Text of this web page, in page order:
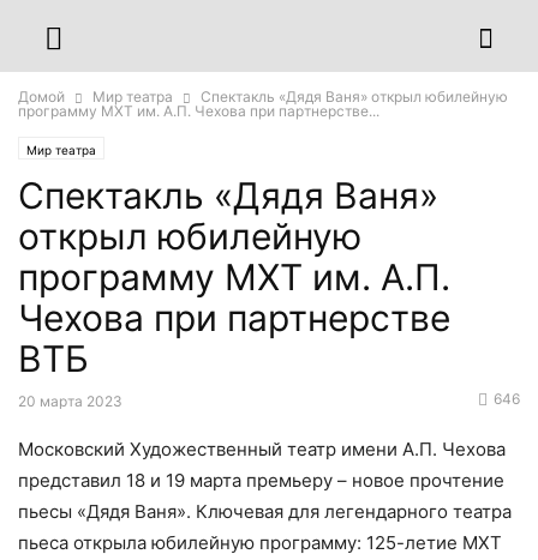
Домой Мир театра
Спектакль «Дядя Ваня» открыл юбилейную
программу МХТ им. А.П. Чехова при партнерстве...
Мир театра
Спектакль «Дядя Ваня»
открыл юбилейную
программу МХТ им. А.П.
Чехова при партнерстве
ВТБ
20 марта 2023 646
Московский Художественный театр имени А.П. Чехова
представил 18 и 19 марта премьеру – новое прочтение
пьесы «Дядя Ваня». Ключевая для легендарного театра
пьеса открыла юбилейную программу: 125-летие МХТ